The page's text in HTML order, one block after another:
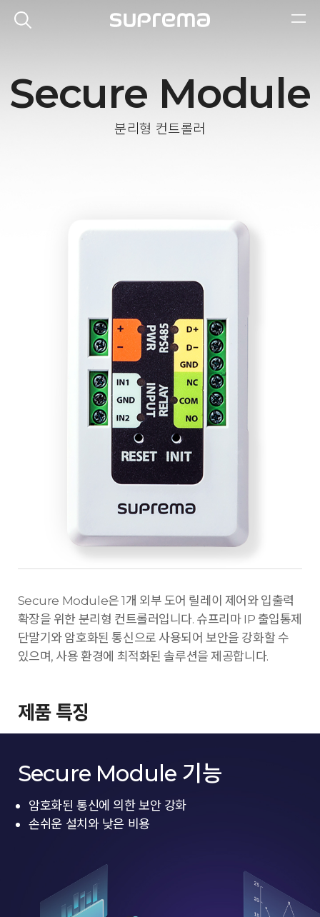
Secure Module
분리형 컨트롤러
Secure Module은 1개 외부 도어 릴레이 제어와 입출력
확장을 위한 분리형 컨트롤러입니다. 슈프리마 IP 출입통제
단말기와 암호화된 통신으로 사용되어 보안을 강화할 수
있으며, 사용 환경에 최적화된 솔루션을 제공합니다.
제품 특징
Secure Module 기능
암호화된 통신에 의한 보안 강화
손쉬운 설치와 낮은 비용